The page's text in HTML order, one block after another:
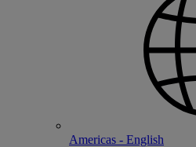
Americas - English